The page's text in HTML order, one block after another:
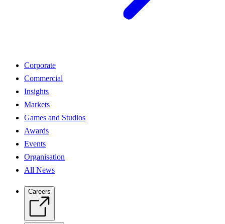
Corporate
Commercial
Insights
Markets
Games and Studios
Awards
Events
Organisation
All News
Careers